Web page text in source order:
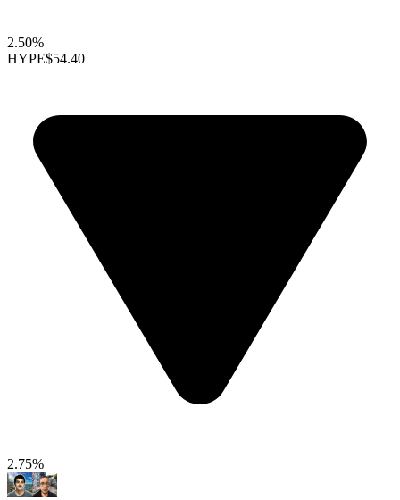
2.50%
HYPE$54.40
2.75%